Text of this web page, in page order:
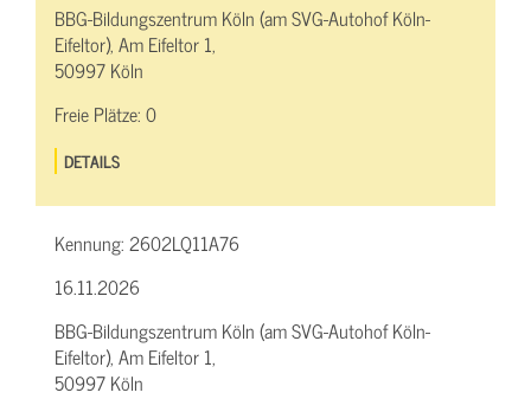
BBG-Bildungszentrum Köln (am SVG-Autohof Köln-
Eifeltor), Am Eifeltor 1,
50997 Köln
Freie Plätze:0
DETAILS
Kennung:2602LQ11A76
16.11.2026
BBG-Bildungszentrum Köln (am SVG-Autohof Köln-
Eifeltor), Am Eifeltor 1,
50997 Köln